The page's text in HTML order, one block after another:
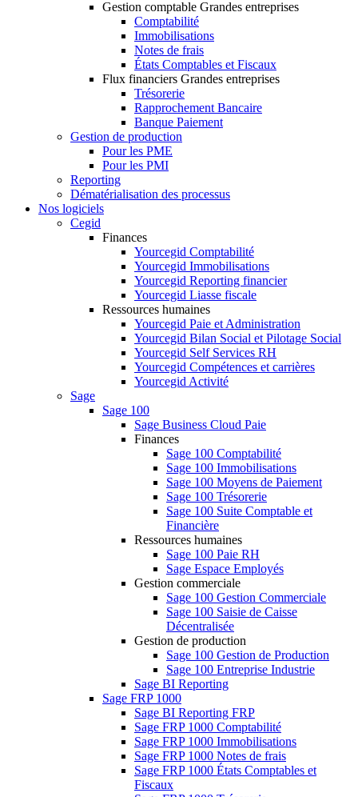
Gestion comptable Grandes entreprises
Comptabilité
Immobilisations
Notes de frais
États Comptables et Fiscaux
Flux financiers Grandes entreprises
Trésorerie
Rapprochement Bancaire
Banque Paiement
Gestion de production
Pour les PME
Pour les PMI
Reporting
Dématérialisation des processus
Nos logiciels
Cegid
Finances
Yourcegid Comptabilité
Yourcegid Immobilisations
Yourcegid Reporting financier
Yourcegid Liasse fiscale
Ressources humaines
Yourcegid Paie et Administration
Yourcegid Bilan Social et Pilotage Social
Yourcegid Self Services RH
Yourcegid Compétences et carrières
Yourcegid Activité
Sage
Sage 100
Sage Business Cloud Paie
Finances
Sage 100 Comptabilité
Sage 100 Immobilisations
Sage 100 Moyens de Paiement
Sage 100 Trésorerie
Sage 100 Suite Comptable et
Financière
Ressources humaines
Sage 100 Paie RH
Sage Espace Employés
Gestion commerciale
Sage 100 Gestion Commerciale
Sage 100 Saisie de Caisse
Décentralisée
Gestion de production
Sage 100 Gestion de Production
Sage 100 Entreprise Industrie
Sage BI Reporting
Sage FRP 1000
Sage BI Reporting FRP
Sage FRP 1000 Comptabilité
Sage FRP 1000 Immobilisations
Sage FRP 1000 Notes de frais
Sage FRP 1000 États Comptables et
Fiscaux